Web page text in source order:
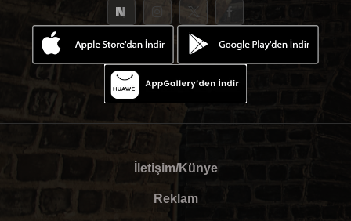
İletişim/Künye
Reklam